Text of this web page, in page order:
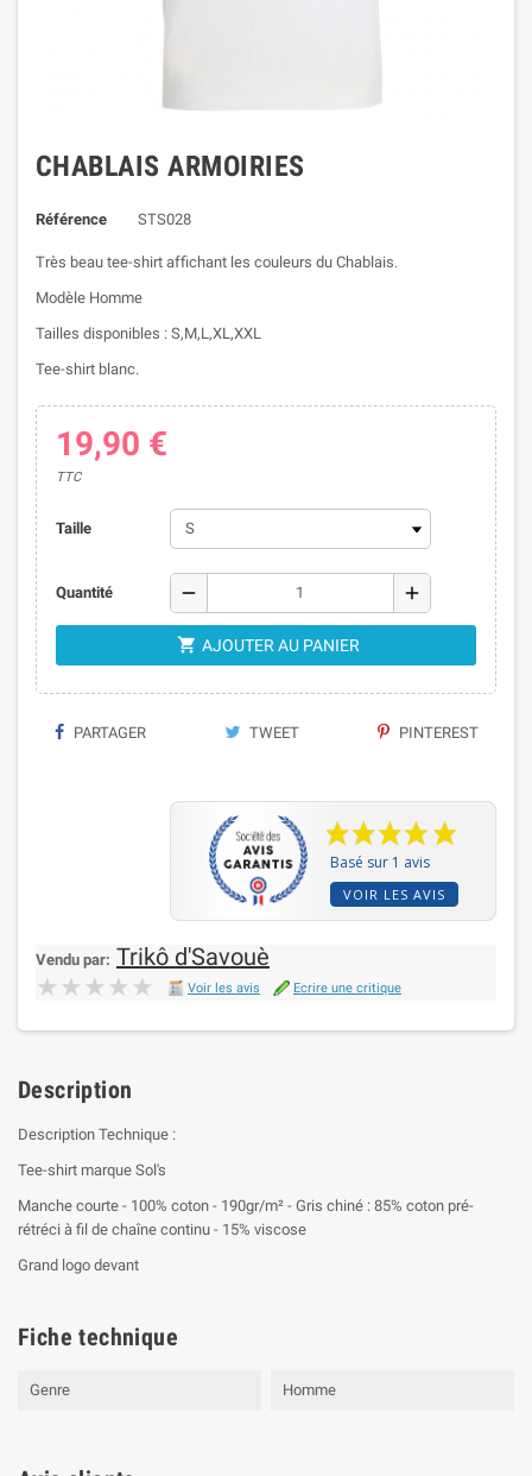
CHABLAIS ARMOIRIES
Référence STS028
Très beau tee-shirt affichant les couleurs du Chablais.
Modèle Homme
Tailles disponibles : S,M,L,XL,XXL
Tee-shirt blanc.
19,90 €
TTC
Taille
Quantité remove add
 AJOUTER AU PANIER
PARTAGER TWEET PINTEREST
Basé sur 1 avis
VOIR LES AVIS
Vendu par: Trikô d'Savouè
★★★★★
★★★★★ Voir les avis Ecrire une critique
Description
Description Technique :
Tee-shirt marque Sol's
Manche courte - 100% coton - 190gr/m² - Gris chiné : 85% coton pré-
rétréci à fil de chaîne continu - 15% viscose
Grand logo devant
Fiche technique
Genre Homme